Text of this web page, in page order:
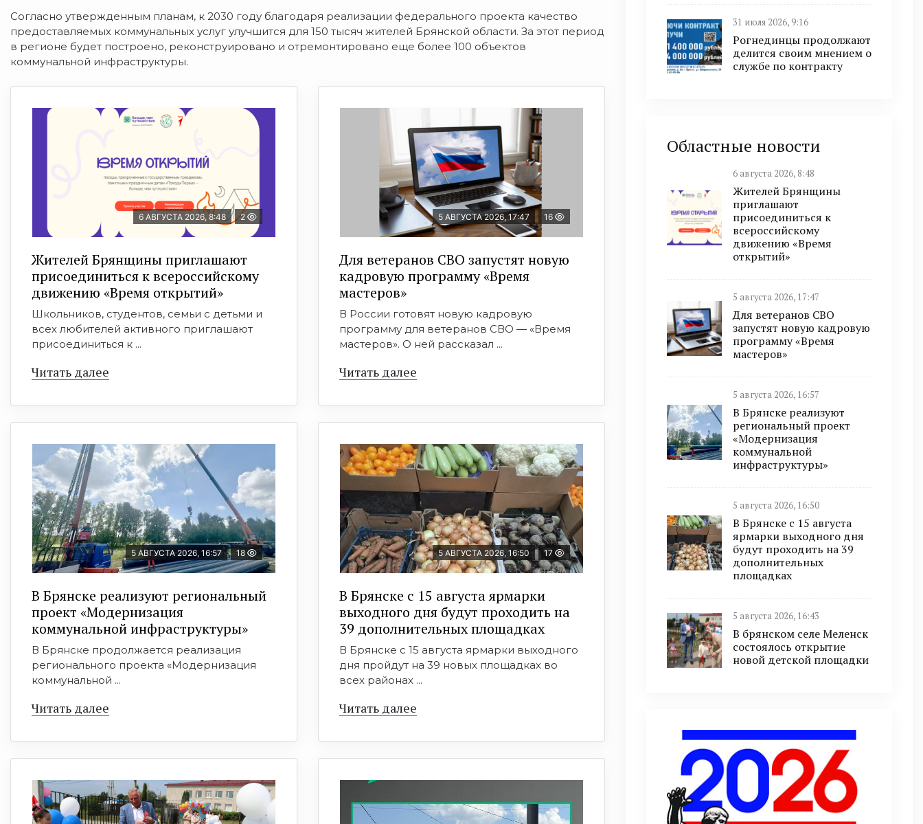
Согласно утвержденным планам, к 2030 году благодаря реализации федерального проекта качество
предоставляемых коммунальных услуг улучшится для 150 тысяч жителей Брянской области. За этот период
в регионе будет построено, реконструировано и отремонтировано еще более 100 объектов
коммунальной инфраструктуры.
6 АВГУСТА 2026, 8:48 2
Жителей Брянщины приглашают
присоединиться к всероссийскому
движению «Время открытий»
Школьников, студентов, семьи с детьми и
всех любителей активного приглашают
присоединиться к ...
Читать далее
5 АВГУСТА 2026, 17:47 16
Для ветеранов СВО запустят новую
кадровую программу «Время
мастеров»
В России готовят новую кадровую
программу для ветеранов СВО — «Время
мастеров». О ней рассказал ...
Читать далее
5 АВГУСТА 2026, 16:57 18
В Брянске реализуют региональный
проект «Модернизация
коммунальной инфраструктуры»
В Брянске продолжается реализация
регионального проекта «Модернизация
коммунальной ...
Читать далее
5 АВГУСТА 2026, 16:50 17
В Брянске с 15 августа ярмарки
выходного дня будут проходить на
39 дополнительных площадках
В Брянске с 15 августа ярмарки выходного
дня пройдут на 39 новых площадках во
всех районах ...
Читать далее
31 июля 2026, 9:16
Рогнединцы продолжают
делится своим мнением о
службе по контракту
Областные новости
6 августа 2026, 8:48
Жителей Брянщины
приглашают
присоединиться к
всероссийскому
движению «Время
открытий»
5 августа 2026, 17:47
Для ветеранов СВО
запустят новую кадровую
программу «Время
мастеров»
5 августа 2026, 16:57
В Брянске реализуют
региональный проект
«Модернизация
коммунальной
инфраструктуры»
5 августа 2026, 16:50
В Брянске с 15 августа
ярмарки выходного дня
будут проходить на 39
дополнительных
площадках
5 августа 2026, 16:43
В брянском селе Меленск
состоялось открытие
новой детской площадки